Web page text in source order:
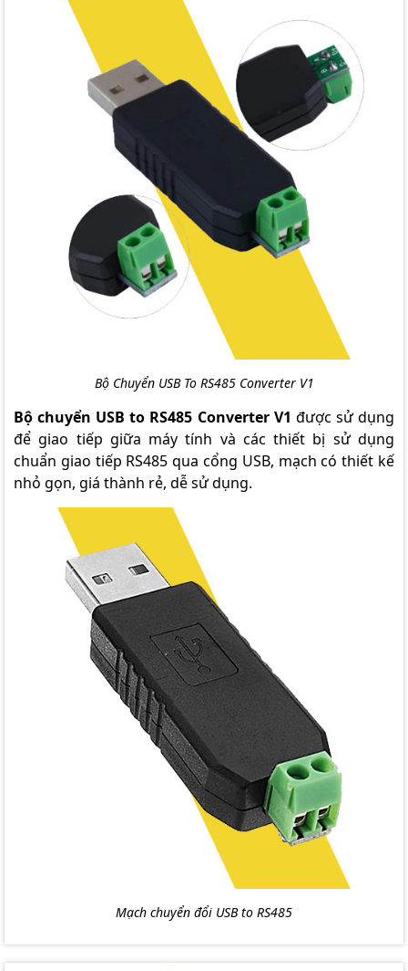
Bộ Chuyển USB To RS485 Converter V1
Bộ chuyển USB to RS485 Converter V1 được sử dụng
để giao tiếp giữa máy tính và các thiết bị sử dụng
chuẩn giao tiếp RS485 qua cổng USB, mạch có thiết kế
nhỏ gọn, giá thành rẻ, dễ sử dụng.
Mạch chuyển đổi USB to RS485